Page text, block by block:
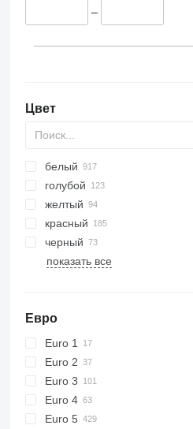
–
Цвет
белый
голубой
желтый
красный
черный
показать все
Евро
Euro 1
Euro 2
Euro 3
Euro 4
Euro 5